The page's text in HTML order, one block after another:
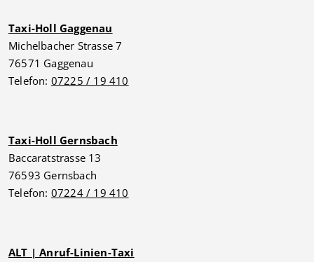
Taxi-Holl Gaggenau
Michelbacher Strasse 7
76571 Gaggenau
Telefon: 07225 / 19 410
Taxi-Holl Gernsbach
Baccaratstrasse 13
76593 Gernsbach
Telefon: 07224 / 19 410
ALT | Anruf-Linien-Taxi